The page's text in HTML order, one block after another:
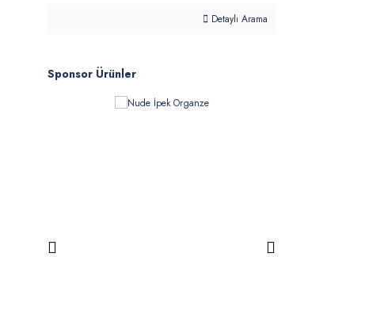
Detaylı Arama
Sponsor Ürünler